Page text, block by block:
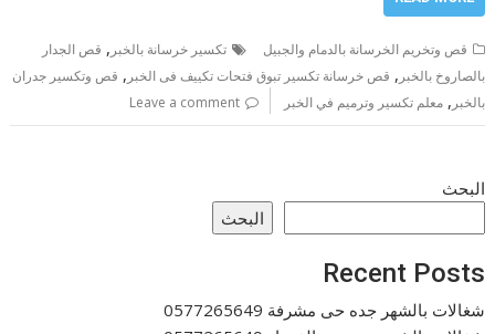
قص وتخريم الخرسانة بالدمام والجبيل تكسير خرسانة بالخبر , قص الجدار
بالصاروخ بالخبر , قص خرسانة تكسير تبوق فتحات تكييف فى الخبر , قص وتكسير جدران
بالخبر ,معلم تكسير وترميم في الخبر Leave a comment
البحث
البحث
Recent Posts
شغالات بالشهر جده حى مشرفة 0577265649